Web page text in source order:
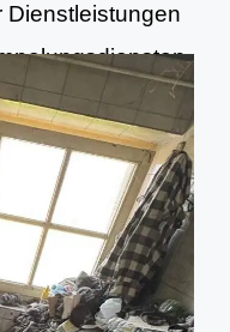
Dienstleistungen